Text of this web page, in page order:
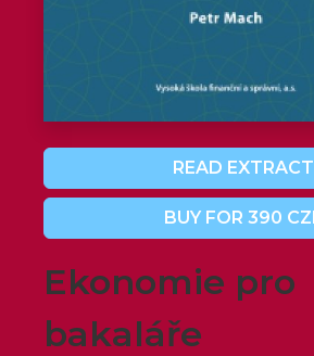
READ EXTRACT
BUY FOR 390
Ekonomie pro
bakaláře